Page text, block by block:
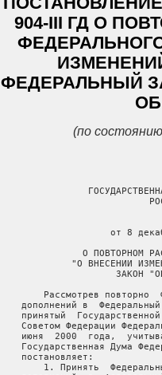
904-III ГД О
ФЕДЕРАЛЬНЫЙ
(по